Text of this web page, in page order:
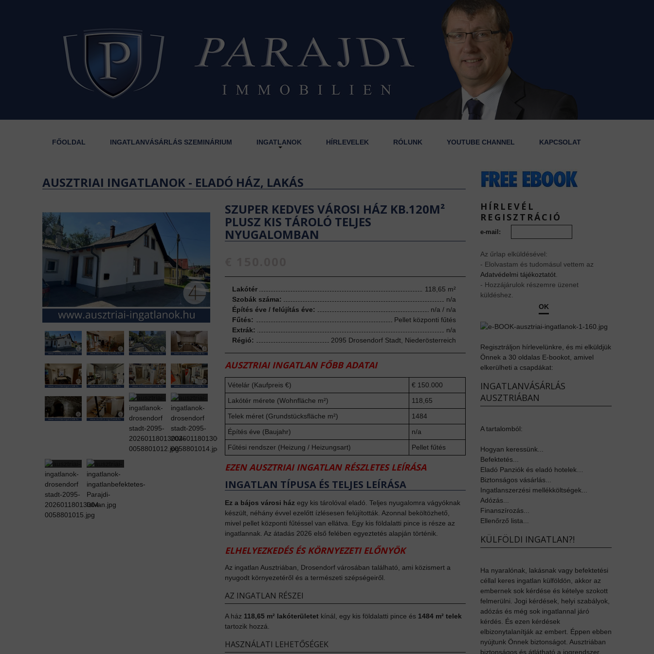
FŐOLDAL INGATLANVÁSÁRLÁS SZEMINÁRIUM INGATLANOK HÍRLEVELEK RÓLUNK YOUTUBE CHANNEL KAPCSOLAT
AUSZTRIAI INGATLANOK - ELADÓ HÁZ, LAKÁS
SZUPER KEDVES VÁROSI HÁZ KB.120M²
PLUSZ KIS TÁROLÓ TELJES
NYUGALOMBAN
Lakótér
118,65 m²
Szobák száma:
n/a
Építés éve / felújítás éve:
n/a / n/a
Fűtés:
Pellet központi fűtés
Extrák:
n/a
Régió:
2095 Drosendorf Stadt, Niederösterreich
AUSZTRIAI INGATLAN FŐBB ADATAI
Vételár (Kaufpreis €)
€ 150.000
Lakótér mérete (Wohnfläche m²)
118,65
Telek méret (Grundstücksfläche m²)
1484
Építés éve (Baujahr)
n/a
Fűtési rendszer (Heizung / Heizungsart)
Pellet fűtés
EZEN AUSZTRIAI INGATLAN RÉSZLETES LEÍRÁSA
INGATLAN TÍPUSA ÉS TELJES LEÍRÁSA
Ez a bájos városi ház egy kis tárolóval eladó. Teljes nyugalomra vágyóknak
készült, néhány évvel ezelőtt ízlésesen felújították. Azonnal beköltözhető,
mivel pellet központi fűtéssel van ellátva. Egy kis földalatti pince is része az
ingatlannak. Az átadás 2026 első felében egyeztetés alapján történik.
ELHELYEZKEDÉS ÉS KÖRNYEZETI ELŐNYÖK
Az ingatlan Ausztriában, Drosendorf városában található, ami közismert a
nyugodt környezetéről és a természeti szépségeiről.
AZ INGATLAN RÉSZEI
A ház 118,65 m² lakóterületet kínál, egy kis földalatti pince és 1484 m² telek
tartozik hozzá.
HASZNÁLATI LEHETŐSÉGEK
HÍRLEVÉL
REGISZTRÁCIÓ
e-mail:
Az űrlap elküldésével:
- Elolvastam és tudomásul vettem az
Adatvédelmi tájékoztatót
- Hozzájárulok részemre üzenet
küldéshez.
OK
Regisztráljon hírlevelünkre, és mi elküldjük
Önnek a 30 oldalas E-bookot, amivel
elkerülheti a csapdákat:
INGATLANVÁSÁRLÁS
AUSZTRIÁBAN
A tartalomból:
Hogyan keressünk...
Befektetés...
Eladó Panziók és eladó hotelek…
Biztonságos vásárlás...
Ingatlanszerzési mellékköltségek...
Adózás...
Finanszírozás...
Ellenőrző lista...
KÜLFÖLDI INGATLAN?!
Ha nyaralónak, lakásnak vagy befektetési
céllal keres ingatlan külföldön, akkor az
embernek sok kérdése és kételye szokott
felmerülni. Jogi kérdések, helyi szabályok,
adózás és még sok ingatlannal járó
kérdés. És ezen kérdések
elbizonytalanítják az embert. Éppen ebben
nyújtunk Önnek biztonságot. Ausztriában
biztonságos és átlátható a jogrendszer,